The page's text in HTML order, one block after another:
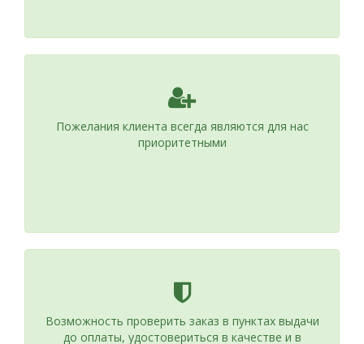
Пожелания клиента всегда являются для нас
приоритетными
Возможность проверить заказ в пунктах выдачи
до оплаты, удостовериться в качестве и в